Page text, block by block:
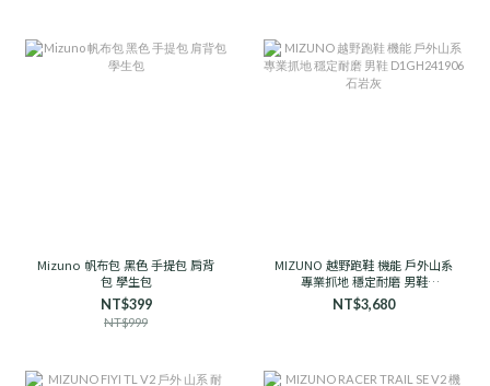
Mizuno 帆布包 黑色 手提包 肩背
包 學生包
NT$399
NT$999
MIZUNO 越野跑鞋 機能 戶外山系
專業抓地 穩定耐磨 男鞋
D1GH241906 石岩灰
NT$3,680